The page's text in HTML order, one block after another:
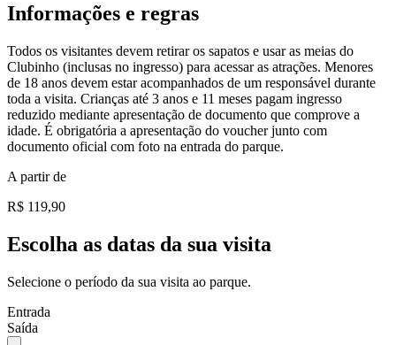
Informações e regras
Todos os visitantes devem retirar os sapatos e usar as meias do
Clubinho (inclusas no ingresso) para acessar as atrações. Menores
de 18 anos devem estar acompanhados de um responsável durante
toda a visita. Crianças até 3 anos e 11 meses pagam ingresso
reduzido mediante apresentação de documento que comprove a
idade. É obrigatória a apresentação do voucher junto com
documento oficial com foto na entrada do parque.
A partir de
R$ 119,90
Escolha as datas da sua visita
Selecione o período da sua visita ao parque.
Entrada
Saída